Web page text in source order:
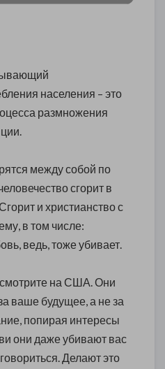
населения – это
размножения
между собой по
сгорит в
и христианство с
в том числе:
ведь, тоже убивает.
на США. Они
ваше будущее, а не за
попирая интересы
они даже убивают вас
Делают это